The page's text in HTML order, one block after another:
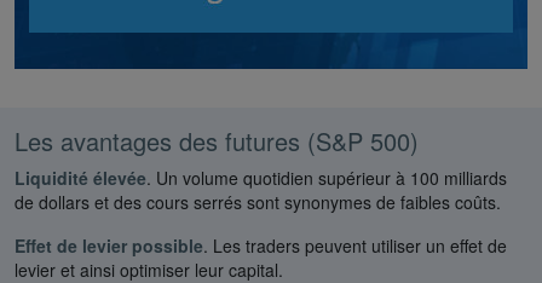
Les avantages des futures (S&P 500)
Liquidité élevée. Un volume quotidien supérieur à 100 milliards
de dollars et des cours serrés sont synonymes de faibles coûts.
Effet de levier possible. Les traders peuvent utiliser un effet de
levier et ainsi optimiser leur capital.